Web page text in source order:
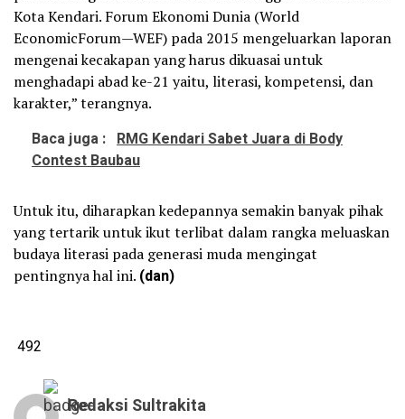
Kota Kendari. Forum Ekonomi Dunia (World
EconomicForum—WEF) pada 2015 mengeluarkan laporan
mengenai kecakapan yang harus dikuasai untuk
menghadapi abad ke-21 yaitu, literasi, kompetensi, dan
karakter,” terangnya.
Baca juga : RMG Kendari Sabet Juara di Body
Contest Baubau
Untuk itu, diharapkan kedepannya semakin banyak pihak
yang tertarik untuk ikut terlibat dalam rangka meluaskan
budaya literasi pada generasi muda mengingat
pentingnya hal ini. (dan)
492
Redaksi Sultrakita